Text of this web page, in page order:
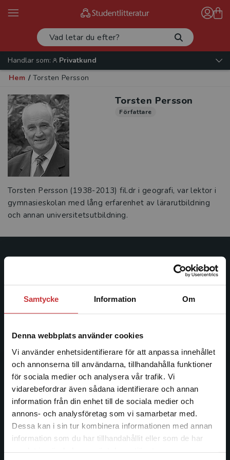
Samtycke Information Om
Denna webbplats använder cookies
Vi använder enhetsidentifierare för att anpassa innehållet
och annonserna till användarna, tillhandahålla funktioner
för sociala medier och analysera vår trafik. Vi
vidarebefordrar även sådana identifierare och annan
information från din enhet till de sociala medier och
annons- och analysföretag som vi samarbetar med.
Dessa kan i sin tur kombinera informationen med annan
information som du har tillhandahållit eller som de har
Begränsad fraktregion
Det verkar som att du besöker
studentlitteratur.se via en enhet utanför Sverige.
Handlar som:
Privatkund
Hem / Torsten Persson
Torsten Persson
Författare
Torsten Persson (1938-2013) fil.dr i geografi, var lektor i
gymnasieskolan med lång erfarenhet av lärarutbildning
och annan universitetsutbildning.
Studentlitteratur grundades 1963 och är idag Sveriges
ledande utbildningsförlag. Med läromedel, kurslitteratur,
facklitteratur, utbildningar och digitala
längs hela kunskapsresan.
Kontakta oss
Kontakta oss
046-31 20 00
Postadress:
Box 141
221 00 Lund